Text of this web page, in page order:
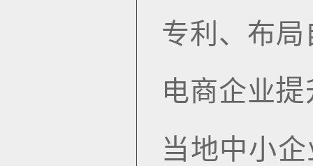
专利、布
电商企业提
当地中小